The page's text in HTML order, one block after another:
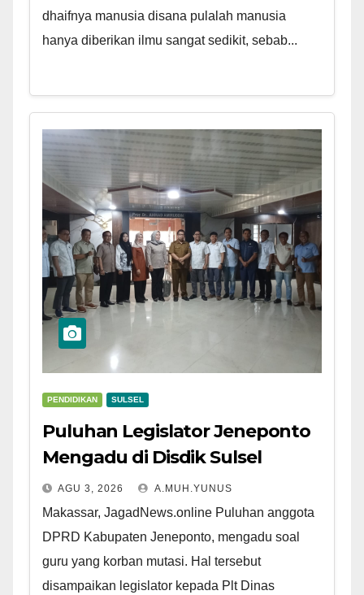
dhaifnya manusia disana pulalah manusia
hanya diberikan ilmu sangat sedikit, sebab...
PENDIDIKAN SULSEL
Puluhan Legislator Jeneponto
Mengadu di Disdik Sulsel
AGU 3, 2026 A.MUH.YUNUS
Makassar, JagadNews.online Puluhan anggota
DPRD Kabupaten Jeneponto, mengadu soal
guru yang korban mutasi. Hal tersebut
disampaikan legislator kepada Plt Dinas